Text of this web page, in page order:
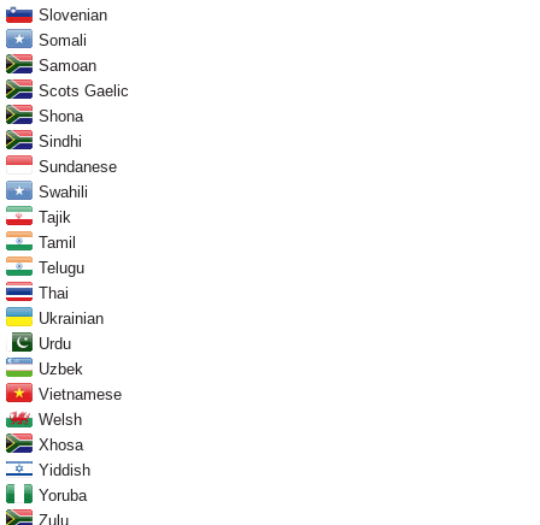
Slovenian
Somali
Samoan
Scots Gaelic
Shona
Sindhi
Sundanese
Swahili
Tajik
Tamil
Telugu
Thai
Ukrainian
Urdu
Uzbek
Vietnamese
Welsh
Xhosa
Yiddish
Yoruba
Zulu